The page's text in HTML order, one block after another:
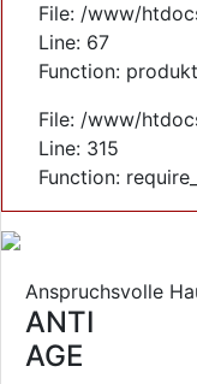
File: /www/
Line: 67
Function: produkt
File: /www/
Line: 315
Function:
Anspruchsvolle
ANTI
AGE